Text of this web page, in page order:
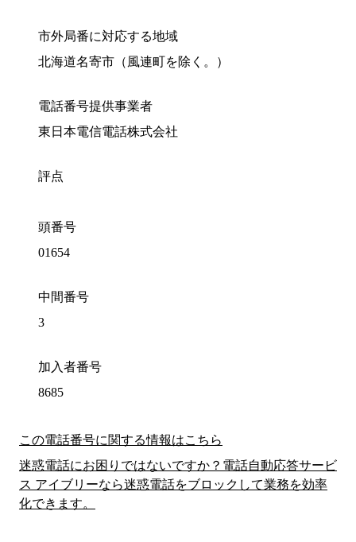
市外局番に対応する地域
北海道名寄市（風連町を除く。）
電話番号提供事業者
東日本電信電話株式会社
評点
頭番号
01654
中間番号
3
加入者番号
8685
この電話番号に関する情報はこちら
迷惑電話にお困りではないですか？電話自動応答サービ
ス アイブリーなら迷惑電話をブロックして業務を効率
化できます。